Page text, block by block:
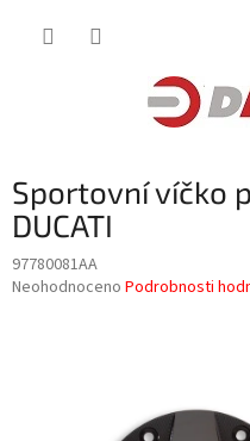
Sportovní víčko
DUCATI
97780081AA
Průměrné
Neohodnoceno Podrobnosti